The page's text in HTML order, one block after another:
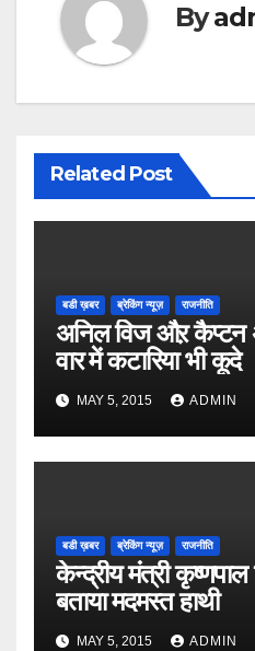
By
Related Post
बडी ख़बर ब्रेकिंग न्यूज़ राजनीति
अनिल विज औऱ कैप्टन
वार में कटारिया भी कूदे
MAY 5, 2015 ADMIN
बडी ख़बर ब्रेकिंग न्यूज़ राजनीति
केन्द्रीय मंत्री
बताया मदमस्त हाथी
MAY 5, 2015 ADMIN